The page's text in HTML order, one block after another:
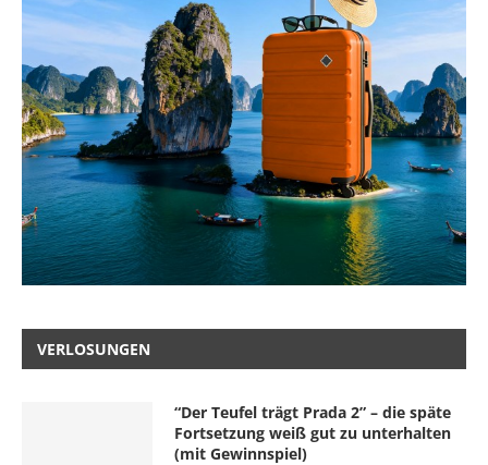
VERLOSUNGEN
“Der Teufel trägt Prada 2” – die späte
Fortsetzung weiß gut zu unterhalten
(mit Gewinnspiel)